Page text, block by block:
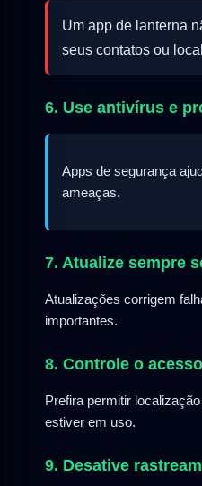
Um app de lanterna
seus contatos ou
6. Use antivírus e
Apps de segurança
ameaças.
7. Atualize sempre
Atualizações corrigem
importantes.
8. Controle o
Prefira permitir
estiver em uso.
9. Desative